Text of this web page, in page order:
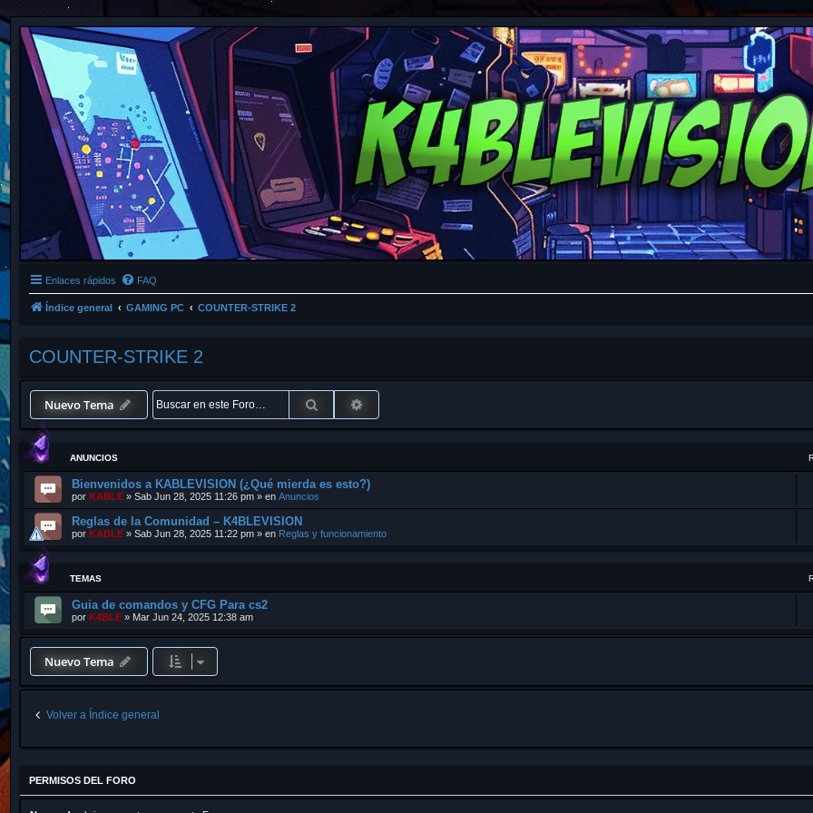
Enlaces rápidos FAQ
Índice general GAMING PC COUNTER-STRIKE 2
COUNTER-STRIKE 2
Nuevo Tema Buscar
ANUNCIOS
Bienvenidos a KABLEVISION (¿Qué mierda es esto?)
por KABLE » Sab Jun 28, 2025 11:26 pm » en Anuncios
Reglas de la Comunidad – K4BLEVISION
por KABLE » Sab Jun 28, 2025 11:22 pm » en Reglas y funcionamiento
TEMAS
Guia de comandos y CFG Para cs2
por K4BLE » Mar Jun 24, 2025 12:38 am
Nuevo Tema
Volver a Índice general
PERMISOS DEL FORO